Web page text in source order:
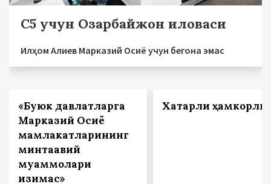
С5 учун Озарбайжон иловаси
Илҳом Алиев Марказий Осиё учун бегона эмас
«Буюк давлатларга
Марказий Осиё
мамлакатларининг
минтақавий
муаммолари
қизиқмас»
Хатарли